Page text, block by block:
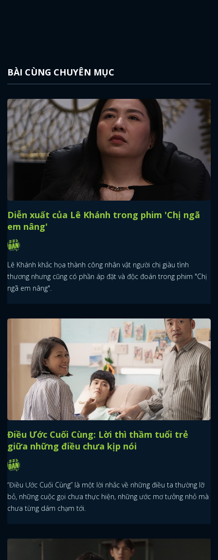
BÀI CÙNG CHUYÊN MỤC
Diễn xuất của Lê Khánh trong phim 'Chị ngã
em nâng'
Lê Khánh khắc họa thành công nhân vật người chị giàu tình
thương nhưng cũng có phần áp đặt và độc đoán trong phim "Chị
ngã em nâng".
Điều Ước Cuối Cùng: Lời thì thầm tuổi trẻ
giữa những điều chưa kịp nói
“Điều Ước Cuối Cùng” là một lời nhắc về những điều ta thường lỡ
bỏ, những cuộc gọi chưa thực hiện, những ước mơ tưởng nhỏ mà
chưa từng dám chạm tới.